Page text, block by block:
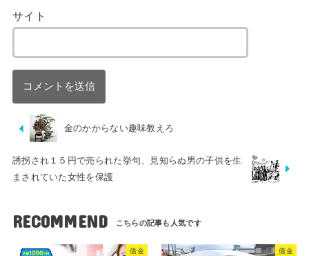
サイト
金のかからない趣味教えろ
誘拐され１５円で売られた挙句、見知らぬ男の子供を生
まされていた女性を保護
RECOMMEND
借金 借金